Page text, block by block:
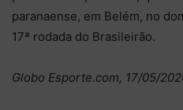
paranaense, em Belém, no
17ª rodada do Brasileirão.
Globo Esporte.com, 17/05/